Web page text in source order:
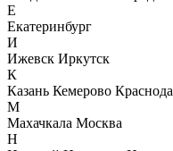
Е
Екатеринбург
И
Ижевск Иркутск
К
Казань Кемерово
М
Махачкала Москва
Н